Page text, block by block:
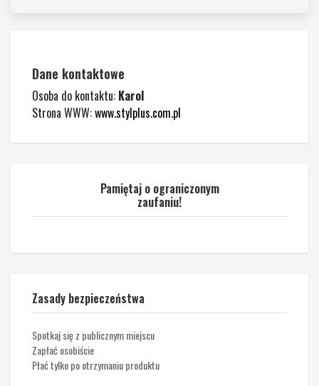
Dane kontaktowe
Osoba do kontaktu: Karol
Strona WWW:www.stylplus.com.pl
Pamiętaj o ograniczonym
zaufaniu!
Zasady bezpieczeństwa
Spotkaj się z publicznym miejscu
Zapłać osobiście
Płać tylko po otrzymaniu produktu